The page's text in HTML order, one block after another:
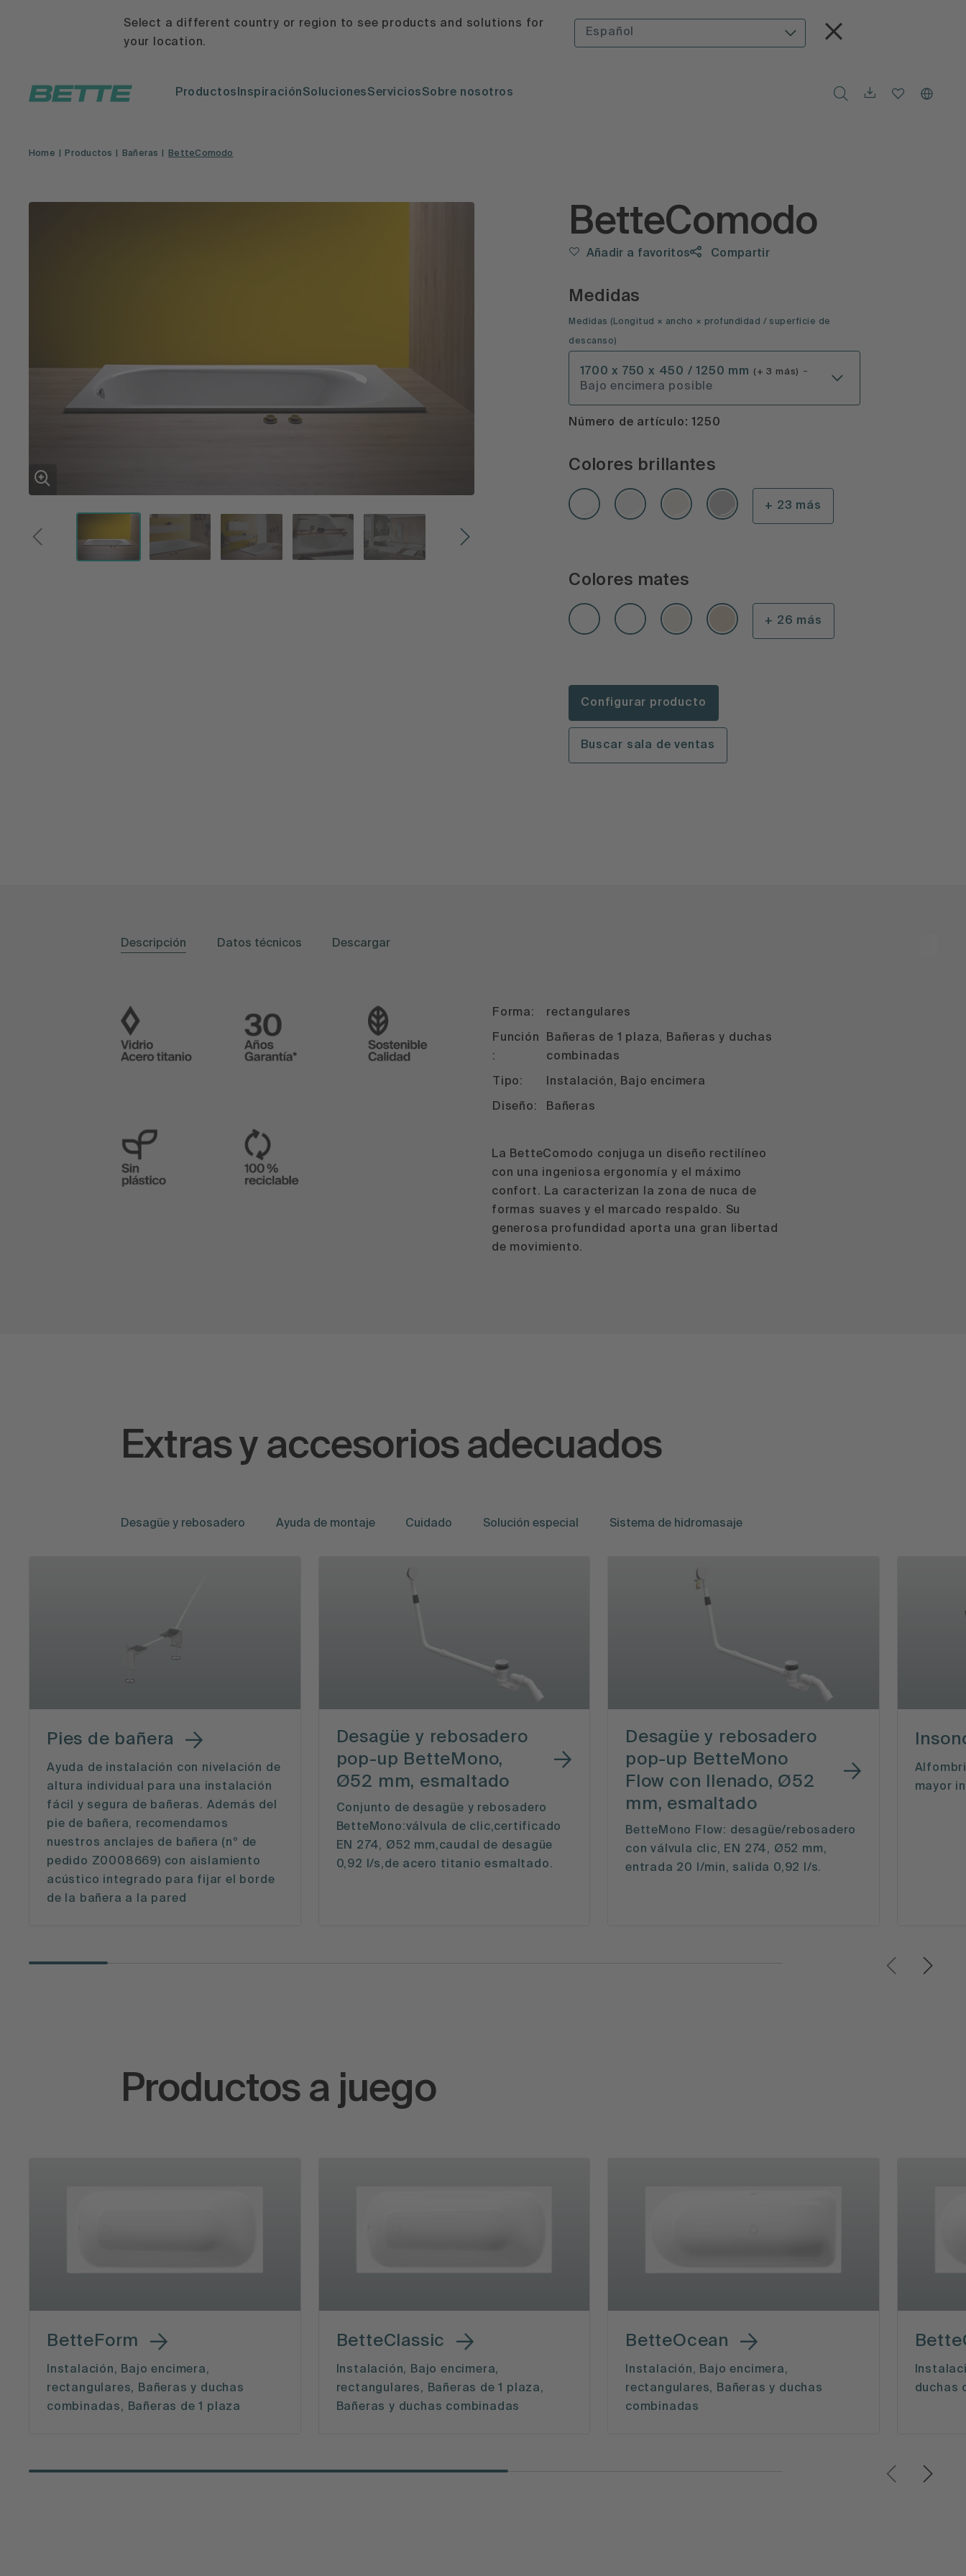
Select a different country or region to see products and solutions for
your location.
Español
ProductosInspiraciónSolucionesServiciosSobre nosotros
Home Productos Bañeras BetteComodo
BetteComodo
Añadir a favoritos Compartir
Medidas
Medidas ( Longitud × ancho × profundidad / superficie de
descanso)
1700 x 750 x 450 / 1250 mm (+ 3 más)
-
Bajo encimera posible
Número de artículo: 1250
Colores brillantes
+ 23 más
Colores mates
+ 26 más
Configurar producto
Buscar sala de ventas
Descripción Datos técnicos Descargar
Forma: rectangulares
Función
:
Bañeras de 1 plaza, Bañeras y duchas
combinadas
Tipo: Instalación, Bajo encimera
Diseño: Bañeras
La BetteComodo conjuga un diseño rectilíneo
con una ingeniosa ergonomía y el máximo
confort. La caracterizan la zona de nuca de
formas suaves y el marcado respaldo. Su
generosa profundidad aporta una gran libertad
de movimiento.
Extras y accesorios adecuados
Desagüe y rebosadero Ayuda de montaje Cuidado Solución especial Sistema de hidromasaje
Pies de bañera
Ayuda de instalación con nivelación de
altura individual para una instalación
fácil y segura de bañeras. Además del
pie de bañera, recomendamos
nuestros anclajes de bañera (nº de
pedido Z0008669) con aislamiento
acústico integrado para fijar el borde
de la bañera a la pared
Desagüe y rebosadero
pop-up BetteMono,
Ø52 mm, esmaltado
Conjunto de desagüe y rebosadero
BetteMono:válvula de clic,certificado
EN 274, Ø52 mm,caudal de desagüe
0,92 l/s,de acero titanio esmaltado.
Desagüe y rebosadero
pop-up BetteMono
Flow con llenado, Ø52
mm, esmaltado
BetteMono Flow: desagüe/rebosadero
con válvula clic, EN 274, Ø52 mm,
entrada 20 l/min, salida 0,92 l/s.
mayor
Productos a juego
BetteForm
Instalación, Bajo encimera,
rectangulares, Bañeras y duchas
combinadas, Bañeras de 1 plaza
BetteClassic
Instalación, Bajo encimera,
rectangulares, Bañeras de 1 plaza,
Bañeras y duchas combinadas
BetteOcean
Instalación, Bajo encimera,
rectangulares, Bañeras y duchas
combinadas
duchas